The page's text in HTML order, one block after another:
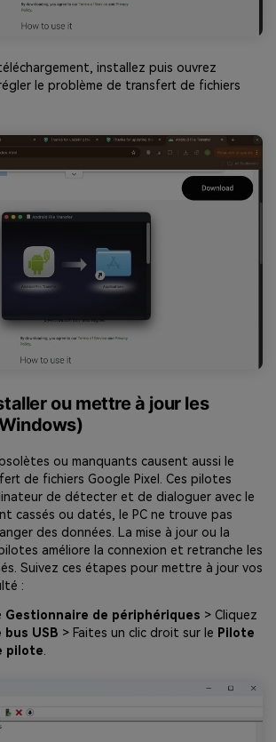
téléchargement, installez puis ouvrez
le problème de transfert de fichiers
ou mettre à jour les
ou manquants causent aussi le
de fichiers Google Pixel. Ces pilotes
de détecter et de dialoguer avec le
cassés ou datés, le PC ne trouve pas
des données. La mise à jour ou la
améliore la connexion et retranche les
Suivez ces étapes pour mettre à jour vos
:
Gestionnaire de périphériques > Cliquez
USB > Faites un clic droit sur le Pilote
pilote